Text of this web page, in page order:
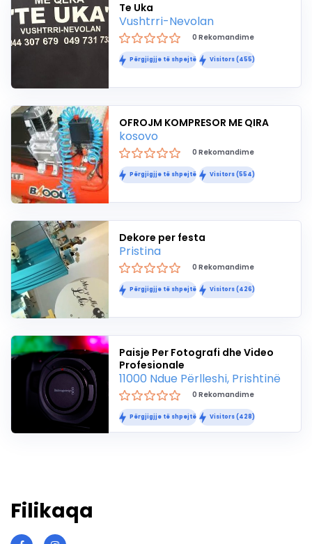
Te Uka
Vushtrri-Nevolan
0 Rekomandime
Përgjigjje të shpejtë Visitors (455)
OFROJM KOMPRESOR ME QIRA
kosovo
0 Rekomandime
Përgjigjje të shpejtë Visitors (554)
Dekore per festa
Pristina
0 Rekomandime
Përgjigjje të shpejtë Visitors (426)
Paisje Per Fotografi dhe Video
Profesionale
11000 Ndue Përlleshi, Prishtinë
0 Rekomandime
Përgjigjje të shpejtë Visitors (428)
Filikaqa